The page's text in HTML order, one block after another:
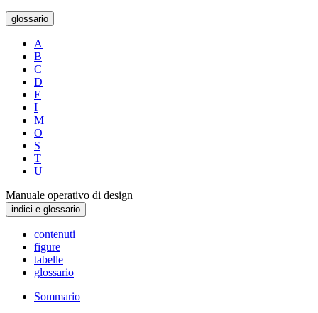
glossario
A
B
C
D
E
I
M
O
S
T
U
Manuale operativo di design
indici e glossario
contenuti
figure
tabelle
glossario
Sommario